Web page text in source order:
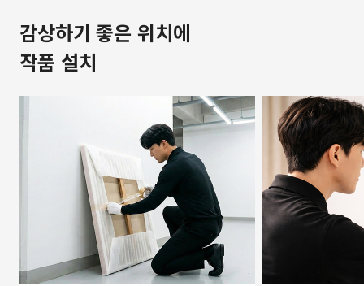
감상하기 좋은 위치에
작품 설치